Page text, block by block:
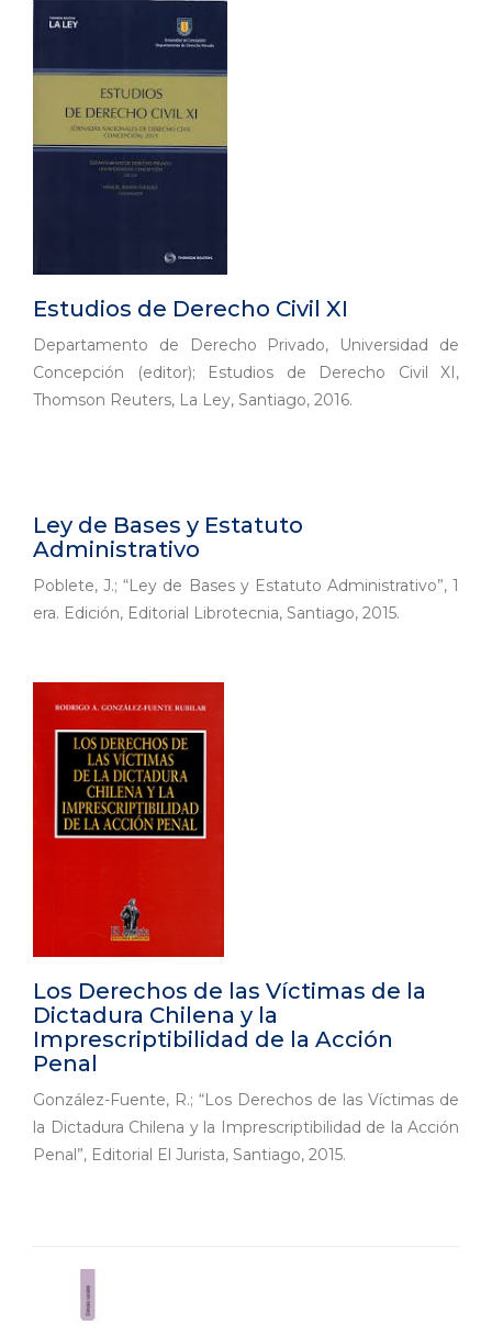
Estudios de Derecho Civil XI
Departamento de Derecho Privado, Universidad de
Concepción (editor); Estudios de Derecho Civil XI,
Thomson Reuters, La Ley, Santiago, 2016.
Ley de Bases y Estatuto
Administrativo
Poblete, J.; “Ley de Bases y Estatuto Administrativo”, 1
era. Edición, Editorial Librotecnia, Santiago, 2015.
Los Derechos de las Víctimas de la
Dictadura Chilena y la
Imprescriptibilidad de la Acción
Penal
González-Fuente, R.; “Los Derechos de las Víctimas de
la Dictadura Chilena y la Imprescriptibilidad de la Acción
Penal”, Editorial El Jurista, Santiago, 2015.